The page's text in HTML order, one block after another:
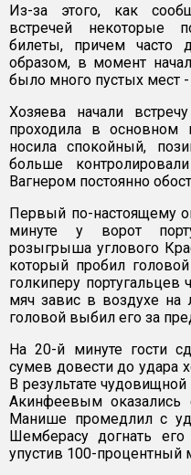
Из-за этого, как
встречей некоторые
билеты, причем часто
образом, в момент
было много пустых мест
Хозяева начали
проходила в основном
носила спокойный,
больше
Вагнером постоянно
Первый по-настоящему
минуте у ворот
розыгрыша углового
который пробил
голкиперу португальцев
мяч завис в воздухе
головой выбил его за
На 20-й минуте гости
сумев довести до удара
В результате
Акинфеевым оказались
Манише промедлил с
Шемберасу догнать его
упустив 100-процентный